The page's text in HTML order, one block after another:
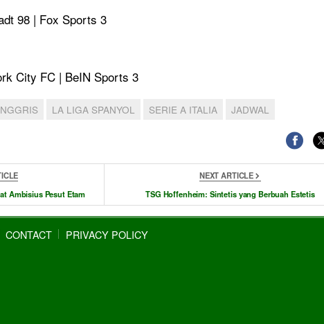
98 | Fox Sports 3
City FC | BeIN Sports 3
LA LIGA SPANYOL SERIE A ITALIA JADWAL
Ambisius Pesut Etam
NEXT ARTICLE
TSG Hoffenheim: Sintetis yang Berbuah Estetis
CONTACT PRIVACY POLICY